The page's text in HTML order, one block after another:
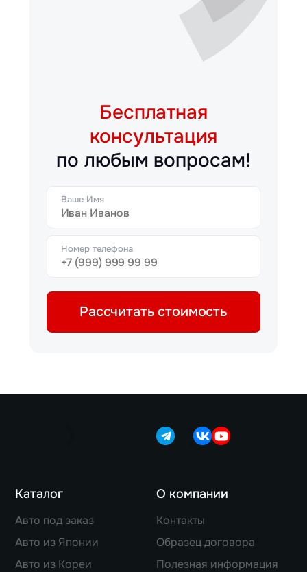
Бесплатная
консультация
по любым вопросам!
Ваше Имя
Номер телефона
Рассчитать стоимость
Каталог
Авто под заказ
Авто из Японии
Авто из Кореи
О компании
Контакты
Образец договора
Полезная информация